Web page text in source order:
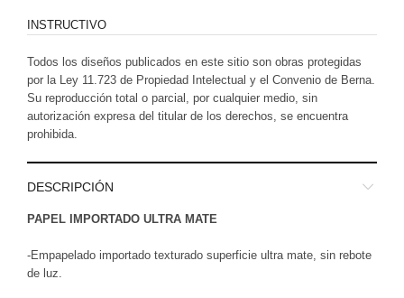
INSTRUCTIVO
Todos los diseños publicados en este sitio son obras protegidas
por la Ley 11.723 de Propiedad Intelectual y el Convenio de Berna.
Su reproducción total o parcial, por cualquier medio, sin
autorización expresa del titular de los derechos, se encuentra
prohibida.
DESCRIPCIÓN
PAPEL IMPORTADO ULTRA MATE
-Empapelado importado texturado superficie ultra mate, sin rebote
de luz.